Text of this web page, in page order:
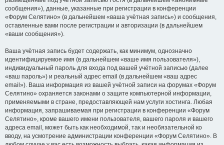
сообщения»), данные, указанные при регистрации в конференции
«Форум Селятино» (в дальнейшем «ваша учётная запись») и сообщения,
оставленные вами после регистрации и авторизации (в дальнейшем
«ваши сообщения»).
Ваша учётная запись будет содержать, как минимум, однозначно
идентифицируемое имя (в дальнейшем «ваше имя пользователя»),
индивидуальный пароль для входа под вашей учётной записью (далее
«ваш пароль») и реальный адрес email (в дальнейшем «ваш адрес
email»). Ваша информация из вашей учётной записи на форумах «Форум
Селятино» охраняется законами о защите компьютерной информации,
применяемыми в стране, предоставляющей нам услуги хостинга. Любая
информация, запрашиваемая при регистрации в конференции «Форум
Селятино», кроме вашего имени пользователя, вашего пароля и вашего
адреса email, может быть как необходимой, так и необязательной ко
вводу, на усмотрение администрации конференции «Форум Селятино». В